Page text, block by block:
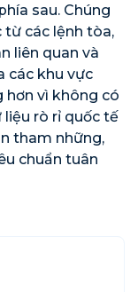
sau. Chúng
từ các lệnh tòa,
liên quan và
các khu vực
hơn vì không có
liệu rò rỉ quốc tế
tham những,
chuẩn tuân